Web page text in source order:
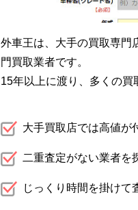
外車王は、大手の買取専門
門買取業者です。
15年以上に渡り、多くの買
大手買取店では高値が
二重査定がない業者を
じっくり時間を掛けて